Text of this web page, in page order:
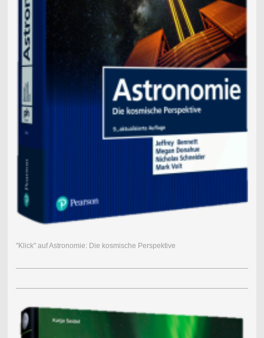
"Klick" auf Astronomie: Die kosmische Perspektive